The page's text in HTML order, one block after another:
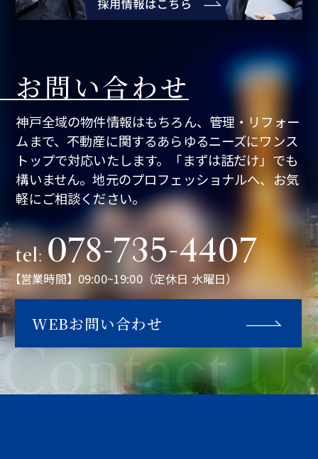
お問い合わせ
神戸全域の物件情報はもちろん、管理・リフォー
ムまで、不動産に関するあらゆるニーズにワンス
トップで対応いたします。「まずは話だけ」でも
構いません。地元のプロフェッショナルへ、お気
軽にご相談ください。
tel:078-735-4407
【営業時間】09:00~19:00（定休日 水曜日）
WEBお問い合わせ
Contact Us